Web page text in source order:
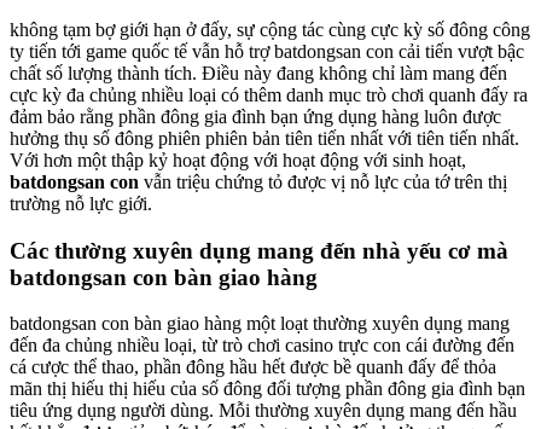
không tạm bợ giới hạn ở đấy, sự cộng tác cùng cực kỳ số đông công
ty tiến tới game quốc tế vẫn hỗ trợ batdongsan con cải tiến vượt bậc
chất số lượng thành tích. Điều này đang không chỉ làm mang đến
cực kỳ đa chủng nhiều loại có thêm danh mục trò chơi quanh đấy ra
đảm bảo rằng phần đông gia đình bạn ứng dụng hàng luôn được
hưởng thụ số đông phiên phiên bản tiên tiến nhất với tiên tiến nhất.
Với hơn một thập kỷ hoạt động với hoạt động với sinh hoạt,
batdongsan con vẫn triệu chứng tỏ được vị nỗ lực của tớ trên thị
trường nỗ lực giới.
Các thường xuyên dụng mang đến nhà yếu cơ mà
batdongsan con bàn giao hàng
batdongsan con bàn giao hàng một loạt thường xuyên dụng mang
đến đa chủng nhiều loại, từ trò chơi casino trực con cái đường đến
cá cược thể thao, phần đông hầu hết được bề quanh đấy để thỏa
mãn thị hiếu thị hiếu của số đông đối tượng phần đông gia đình bạn
tiêu ứng dụng người dùng. Mỗi thường xuyên dụng mang đến hầu